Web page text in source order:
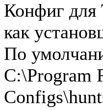
Конфиг для
как
По
C:\Program